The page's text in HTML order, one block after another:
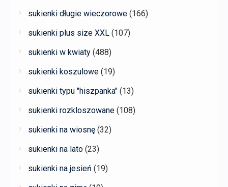
sukienki długie wieczorowe (166)
sukienki plus size XXL (107)
sukienki w kwiaty (488)
sukienki koszulowe (19)
sukienki typu "hiszpanka" (13)
sukienki rozkloszowane (108)
sukienki na wiosnę (32)
sukienki na lato (23)
sukienki na jesień (19)